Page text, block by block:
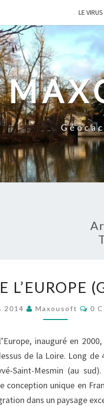
LE
DE
L’EUROPE
(GC4ZY24)
L’EUROPE
2014 Maxousoft 0
inauguré en
de la Loire. Long
Saint-Mesmin (au
conception unique en
dans un paysage